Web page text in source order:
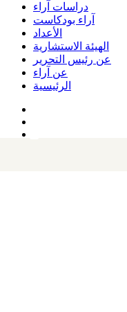
دراسات آراء
آراء بودكاست
الأعداد
الهيئة الاستشارية
عن رئيس التحرير
عن آراء
الرئيسية